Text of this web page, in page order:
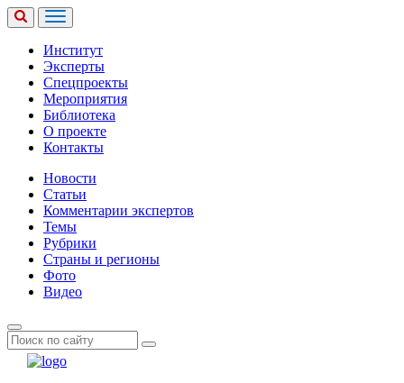
Институт
Эксперты
Спецпроекты
Мероприятия
Библиотека
О проекте
Контакты
Новости
Статьи
Комментарии экспертов
Темы
Рубрики
Страны и регионы
Фото
Видео